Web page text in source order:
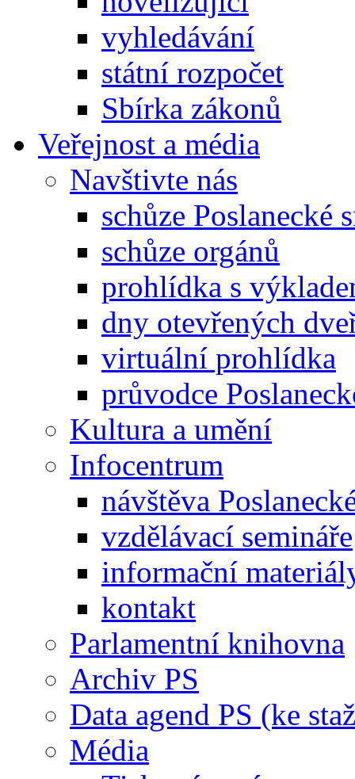
vyhledávání
státní rozpočet
Sbírka zákonů
Veřejnost a média
Navštivte nás
schůze Poslanecké
schůze orgánů
prohlídka s
dny otevřených
virtuální prohlídka
průvodce
Kultura a umění
Infocentrum
návštěva
vzdělávací semináře
informační
kontakt
Parlamentní knihovna
Archiv PS
Data agend PS (ke
Média